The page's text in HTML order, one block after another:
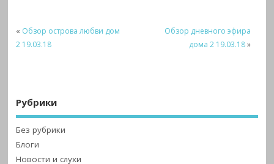
« Обзор острова любви дом
2 19.03.18
Обзор дневного эфира
дома 2 19.03.18»
Рубрики
Без рубрики
Блоги
Новости и слухи